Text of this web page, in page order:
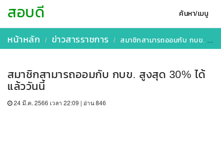
ค้นหา/เมนู
สอบดี
หน้าหลัก ข่าวสารราชการ สมาชิกสามารถออมกับ กบข. สูงสุด 30% ได้แล้ววันนี้
สมาชิกสามารถออมกับ กบข. สูงสุด 30% ได้
แล้ววันนี้
24 มี.ค. 2566 เวลา 22:09 | อ่าน 846